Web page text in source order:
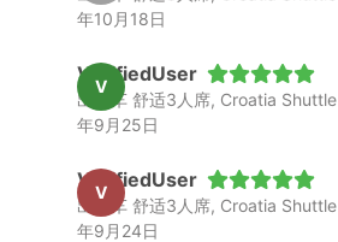
请直接告诉司机。
们认为这可以避开拥堵或坏路
踪自己的旅行路线，可能会因
年10月18日
V
VerifiedUser
出租车 舒适3人席, Croatia
年9月25日
V
VerifiedUser
出租车 舒适3人席, Croatia
年9月24日